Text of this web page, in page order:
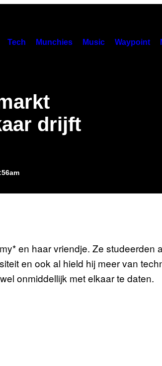
Tech Munchies Music Waypoint
drijft
en haar vriendje. Ze studeerden
en ook al hield hij meer van
onmiddellijk met elkaar te daten.